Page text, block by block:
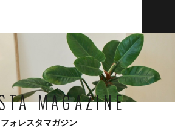
MAGAZINE
フォレスタマガジン